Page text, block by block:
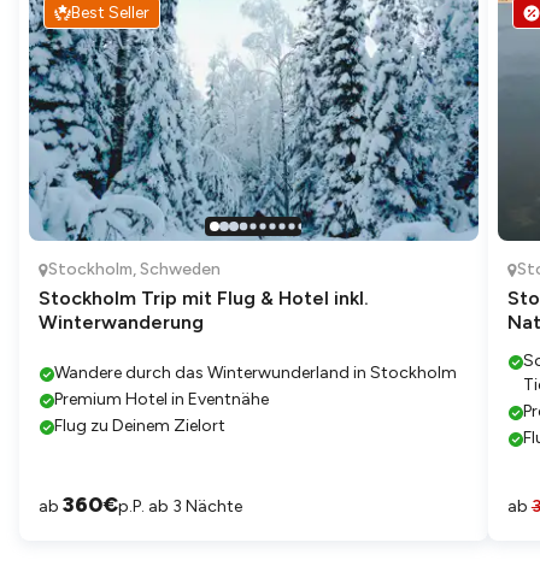
Best Seller
Stockholm,Schweden
Stockholm Trip mit Flug & Hotel inkl.
Winterwanderung
Wandere durch das Winterwunderland in Stockholm
Premium Hotel in Eventnähe
Flug zu Deinem Zielort
ab 360€p.P. ab 3 Nächte ab